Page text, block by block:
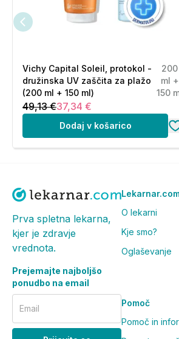
Vichy Capital Soleil, protokol -
družinska UV zaščita za plažo
(200 ml + 150 ml)
200
ml +
150
49,13 €37,34 €
Dodaj v košarico
Prva spletna lekarna,
kjer je zdravje
vrednota.
Prejemajte najboljšo
ponudbo na email
Email
O lekarni
Kje smo?
Oglaševanje
Pomoč
Pomoč in